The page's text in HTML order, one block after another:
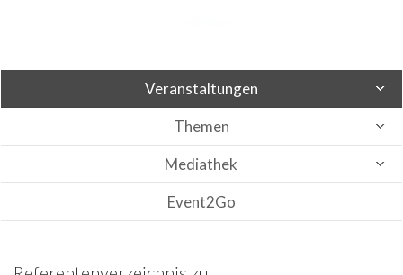
Veranstaltungen
Themen
Mediathek
Event2Go